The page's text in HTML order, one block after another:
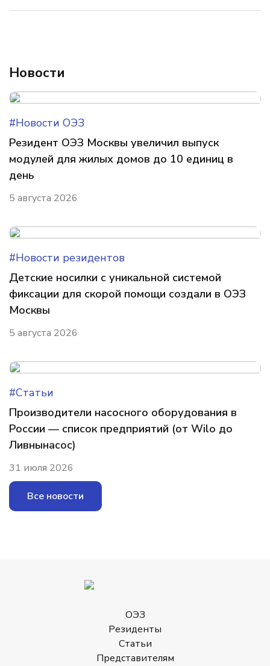
Новости
#Новости ОЭЗ
Резидент ОЭЗ Москвы увеличил выпуск
модулей для жилых домов до 10 единиц в
день
5 августа 2026
#Новости резидентов
Детские носилки с уникальной системой
фиксации для скорой помощи создали в ОЭЗ
Москвы
5 августа 2026
#Статьи
Производители насосного оборудования в
России — список предприятий (от Wilo до
Ливнынасос)
31 июля 2026
Все новости
ОЭЗ
Резиденты
Статьи
Представителям